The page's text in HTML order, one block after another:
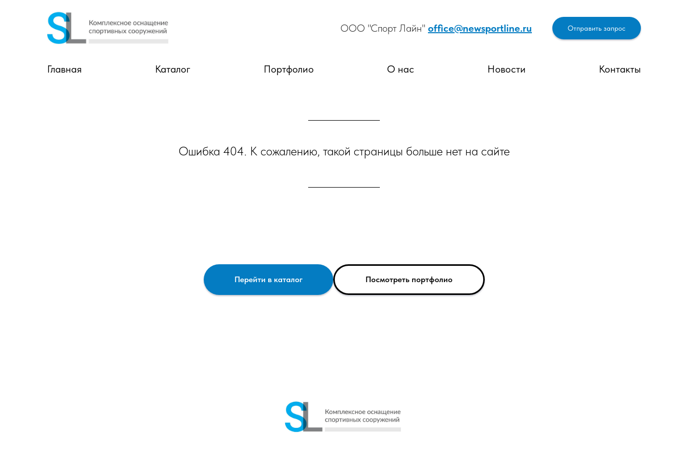
ООО "Спорт Лайн" office@newsportline.ru Отправить запрос
Главная Каталог Портфолио О нас Новости Контакты
Ошибка 404. К сожалению, такой страницы больше нет на сайте
Перейти в каталог Посмотреть портфолио